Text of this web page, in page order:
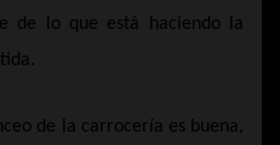
de lo que está haciendo la
de la carrocería es buena,